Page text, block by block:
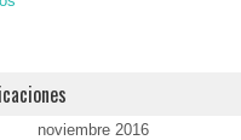
noviembre 2016